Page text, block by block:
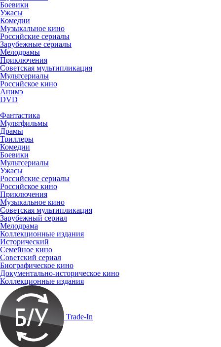
Боевики
Ужасы
Комедии
Музыкальное кино
Российские сериалы
Зарубежные сериалы
Мелодрамы
Приключения
Советская мультипликация
Мультсериалы
Российское кино
Анимэ
DVD
Фантастика
Мультфильмы
Драмы
Триллеры
Комедии
Боевики
Мультсериалы
Ужасы
Российские сериалы
Российское кино
Приключения
Музыкальное кино
Советская мультипликация
Зарубежный сериал
Мелодрама
Коллекционные издания
Исторический
Семейное кино
Советский сериал
Биографическое кино
Документально-историческое кино
Коллекционные издания
Trade-In